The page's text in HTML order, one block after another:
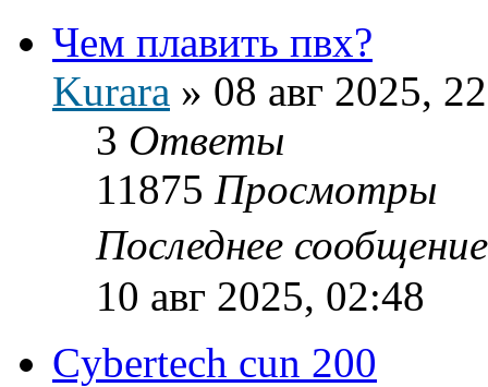
Чем плавить пвх?
Kurara » 08 авг 2025,
3 Ответы
11875 Просмотры
Последнее
10 авг 2025, 02:48
Cybertech cun 200